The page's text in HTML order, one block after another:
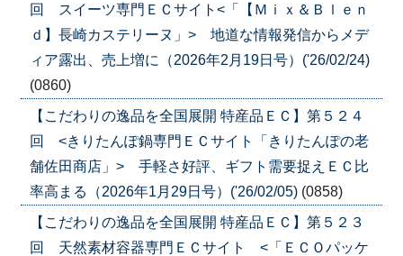
回 スイーツ専門ＥＣサイト<「【Ｍｉｘ＆Ｂｌｅｎ
ｄ】長崎カステリーヌ」> 地道な情報発信からメデ
ィア露出、売上増に（2026年2月19日号）('26/02/24)
(0860)
【こだわりの逸品を全国展開 特産品ＥＣ】第５２４
回 <きりたんぽ鍋専門ＥＣサイト「きりたんぽの老
舗佐田商店」> 手軽さ好評、ギフト需要捉えＥＣ比
率高まる（2026年1月29日号）('26/02/05) (0858)
【こだわりの逸品を全国展開 特産品ＥＣ】第５２３
回 天然素材容器専門ＥＣサイト <「ＥＣＯパッケ